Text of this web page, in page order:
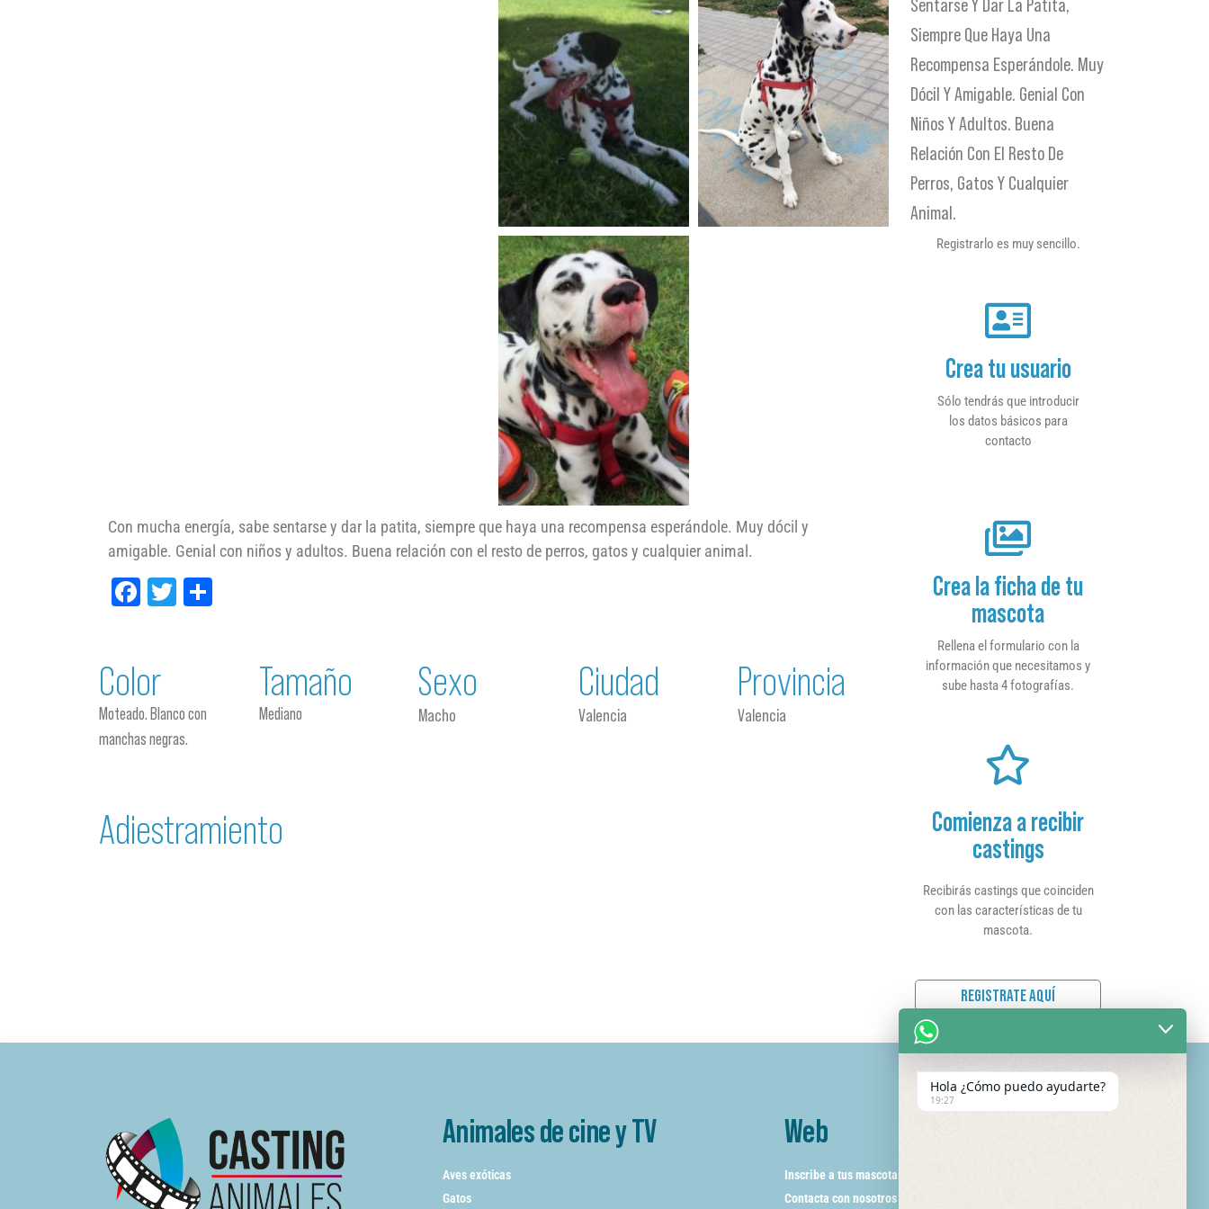
Con mucha energía, sabe sentarse y dar la patita, siempre que haya una recompensa esperándole. Muy dócil y
amigable. Genial con niños y adultos. Buena relación con el resto de perros, gatos y cualquier animal.
Facebook
Twitter
Color
Moteado. Blanco con
manchas negras.
Tamaño
Mediano
Sexo
Macho
Ciudad
Valencia
Provincia
Valencia
Adiestramiento
Sentarse Y Dar La Patita,
Siempre Que Haya Una
Recompensa Esperándole. Muy
Dócil Y Amigable. Genial Con
Niños Y Adultos. Buena
Relación Con El Resto De
Perros, Gatos Y Cualquier
Animal.
Registrarlo es muy sencillo.
Crea tu usuario
Sólo tendrás que introducir
los datos básicos para
contacto
Crea la ficha de tu
mascota
Rellena el formulario con la
información que necesitamos y
sube hasta 4 fotografías.
Comienza a recibir
castings
Recibirás castings que coinciden
con las características de tu
mascota.
REGISTRATE AQUÍ
Animales de cine y TV
Aves exóticas
Gatos
Web
Inscribe a tus mascotas
Contacta con nosotros
Hola ¿Cómo puedo ayudarte?
19:27